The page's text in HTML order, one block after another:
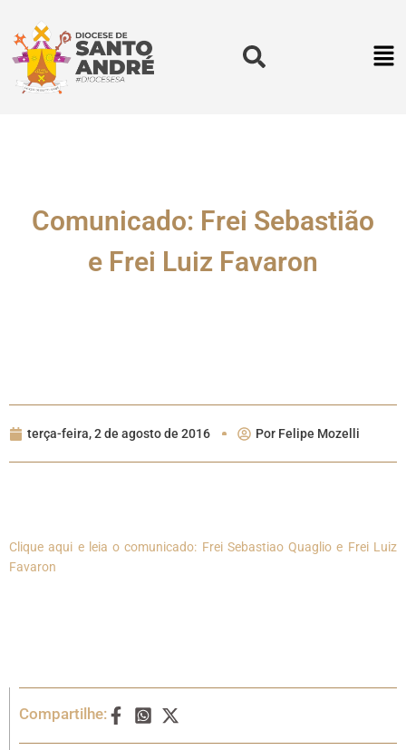
Comunicado: Frei Sebastião
e Frei Luiz Favaron
terça-feira, 2 de agosto de 2016 Por Felipe Mozelli
Clique aqui e leia o comunicado: Frei Sebastiao Quaglio e Frei Luiz
Favaron
Compartilhe: